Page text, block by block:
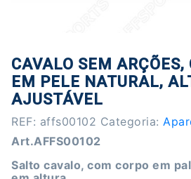
CAVALO SEM ARÇÕES,
EM PELE NATURAL,
AJUSTÁVEL
REF: affs00102 Categoria:
Art.AFFS00102
Salto cavalo, com corpo em